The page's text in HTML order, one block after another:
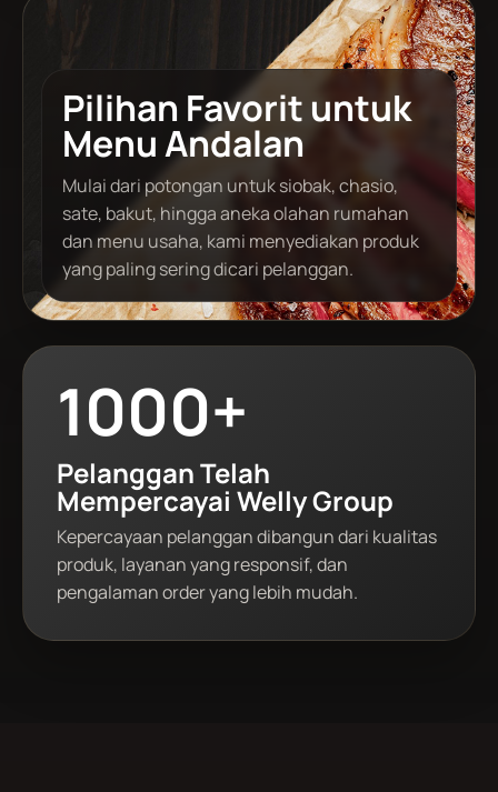
Pilihan Favorit untuk
Menu Andalan
Mulai dari potongan untuk siobak, chasio,
sate, bakut, hingga aneka olahan rumahan
dan menu usaha, kami menyediakan produk
yang paling sering dicari pelanggan.
1000+
Pelanggan Telah
Mempercayai Welly Group
Kepercayaan pelanggan dibangun dari kualitas
produk, layanan yang responsif, dan
pengalaman order yang lebih mudah.